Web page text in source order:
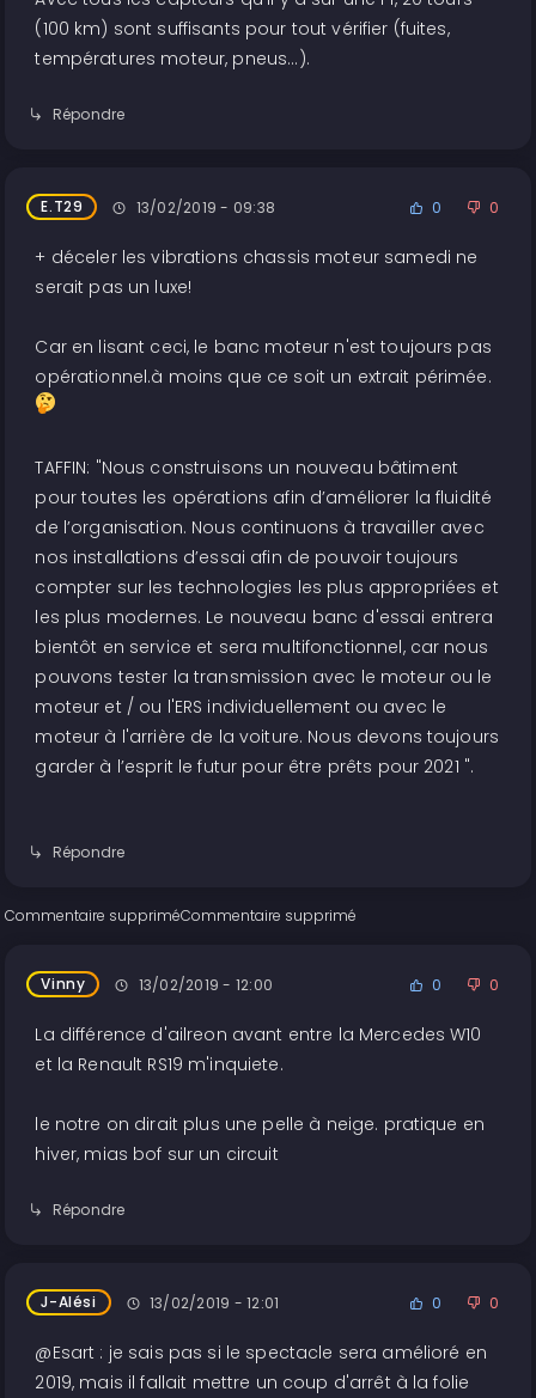
(100 km) sont suffisants pour tout vérifier (fuites,
températures moteur, pneus...).
Répondre
E.T29 13/02/2019 - 09:38 0 0
+ déceler les vibrations chassis moteur samedi ne
serait pas un luxe!
Car en lisant ceci, le banc moteur n'est toujours pas
opérationnel.à moins que ce soit un extrait périmée.
TAFFIN: "Nous construisons un nouveau bâtiment
pour toutes les opérations afin d’améliorer la fluidité
de l’organisation. Nous continuons à travailler avec
nos installations d’essai afin de pouvoir toujours
compter sur les technologies les plus appropriées et
les plus modernes. Le nouveau banc d'essai entrera
bientôt en service et sera multifonctionnel, car nous
pouvons tester la transmission avec le moteur ou le
moteur et / ou l'ERS individuellement ou avec le
moteur à l'arrière de la voiture. Nous devons toujours
garder à l’esprit le futur pour être prêts pour 2021 ".
Répondre
Commentaire suppriméCommentaire supprimé
Vinny 13/02/2019 - 12:00 0 0
La différence d'ailreon avant entre la Mercedes W10
et la Renault RS19 m'inquiete.
le notre on dirait plus une pelle à neige. pratique en
hiver, mias bof sur un circuit
Répondre
J-Alési 13/02/2019 - 12:01 0 0
@Esart : je sais pas si le spectacle sera amélioré en
2019, mais il fallait mettre un coup d'arrêt à la folie